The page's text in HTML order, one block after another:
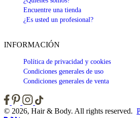
Encuentre una tienda
¿Es usted un profesional?
INFORMACIÓN
Política de privacidad y cookies
Condiciones generales de uso
Condiciones generales de venta
© 2026, Hair & Body. All rights reserved.